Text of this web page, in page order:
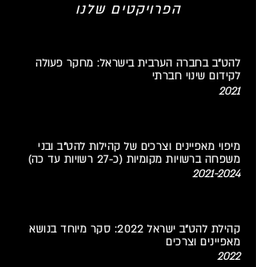
הפרויקטים שלנו
להט"ב בחברה הערבית בישראל: מחקר פעולה
לקידום שינוי חברתי
2021
מיפוי מאפיינים וצרכים של קהילות להט"ב ובני
משפחה ברשויות מקומיות (כ-27 רשויות עד כה)
2021-2024
קהילת להט"ב ישראל 2022: סקר מיוחד בנושא
מאפיינים וצרכים
2022